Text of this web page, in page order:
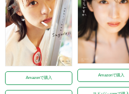
Amazonで購入
Amazonで購入